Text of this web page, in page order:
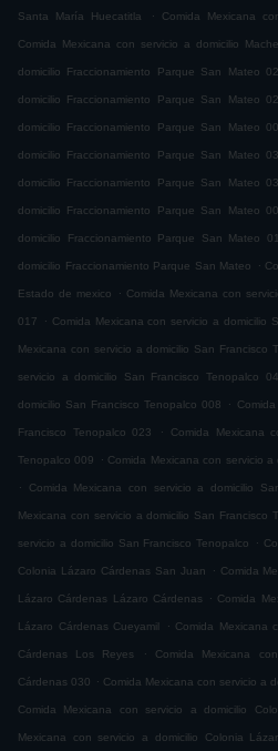
Santa María Huecatitla . Comida Mexicana
Comida Mexicana con servicio a domicilio
domicilio Fraccionamiento Parque San Mateo
domicilio Fraccionamiento Parque San Mateo
domicilio Fraccionamiento Parque San Mateo
domicilio Fraccionamiento Parque San Mateo
domicilio Fraccionamiento Parque San Mateo
domicilio Fraccionamiento Parque San Mateo
domicilio Fraccionamiento Parque San Mateo
domicilio Fraccionamiento Parque San Mateo .
Estado de mexico . Comida Mexicana con
017 . Comida Mexicana con servicio a domicilio
Mexicana con servicio a domicilio San Francisco
servicio a domicilio San Francisco Tenopalco
domicilio San Francisco Tenopalco 008 .
Francisco Tenopalco 023 . Comida Mexicana
Tenopalco 009 . Comida Mexicana con servicio
.
Comida Mexicana con servicio a domicilio
Mexicana con servicio a domicilio San Francisco
servicio a domicilio San Francisco Tenopalco .
Colonia Lázaro Cárdenas San Juan . Comida
Lázaro Cárdenas Lázaro Cárdenas . Comida
Lázaro Cárdenas Cueyamil . Comida Mexicana
Cárdenas Los Reyes . Comida Mexicana
Cárdenas 030 . Comida Mexicana con servicio a
Comida Mexicana con servicio a domicilio
Mexicana con servicio a domicilio Colonia